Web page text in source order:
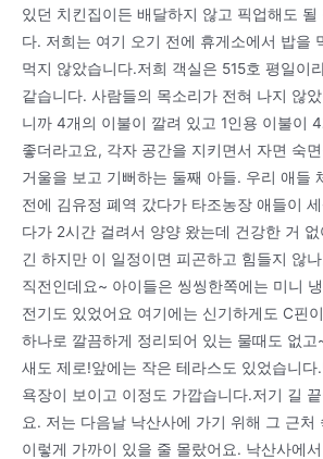
있던 치킨집이든 배달하지 않고 픽업해도 될
다. 저희는 여기 오기 전에 휴게소에서 밥을
먹지 않았습니다.저희 객실은 515호 평일이
같습니다. 사람들의 목소리가 전혀 나지 않
니까 4개의 이불이 깔려 있고 1인용 이불이
좋더라고요, 각자 공간을 지키면서 자면 숙
거울을 보고 기뻐하는 둘째 아들. 우리 애들
전에 김유정 폐역 갔다가 타조농장 애들이
다가 2시간 걸려서 양양 왔는데 건강한 거
긴 하지만 이 일정이면 피곤하고 힘들지 않
직전인데요~ 아이들은 씽씽한쪽에는 미니
전기도 있었어요 여기에는 신기하게도 C핀
하나로 깔끔하게 정리되어 있는 물때도 없고
새도 제로!앞에는 작은 테라스도 있었습니다
욕장이 보이고 이정도 가깝습니다.저기 길
요. 저는 다음날 낙산사에 가기 위해 그 근처
이렇게 가까이 있을 줄 몰랐어요. 낙산사에